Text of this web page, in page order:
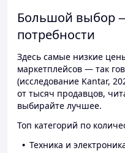
Большой выбор
потребности
Здесь самые низкие
маркетплейсов — так
(исследование Kantar,
от тысяч продавцов,
выбирайте лучшее.
Топ категорий по
Техника и